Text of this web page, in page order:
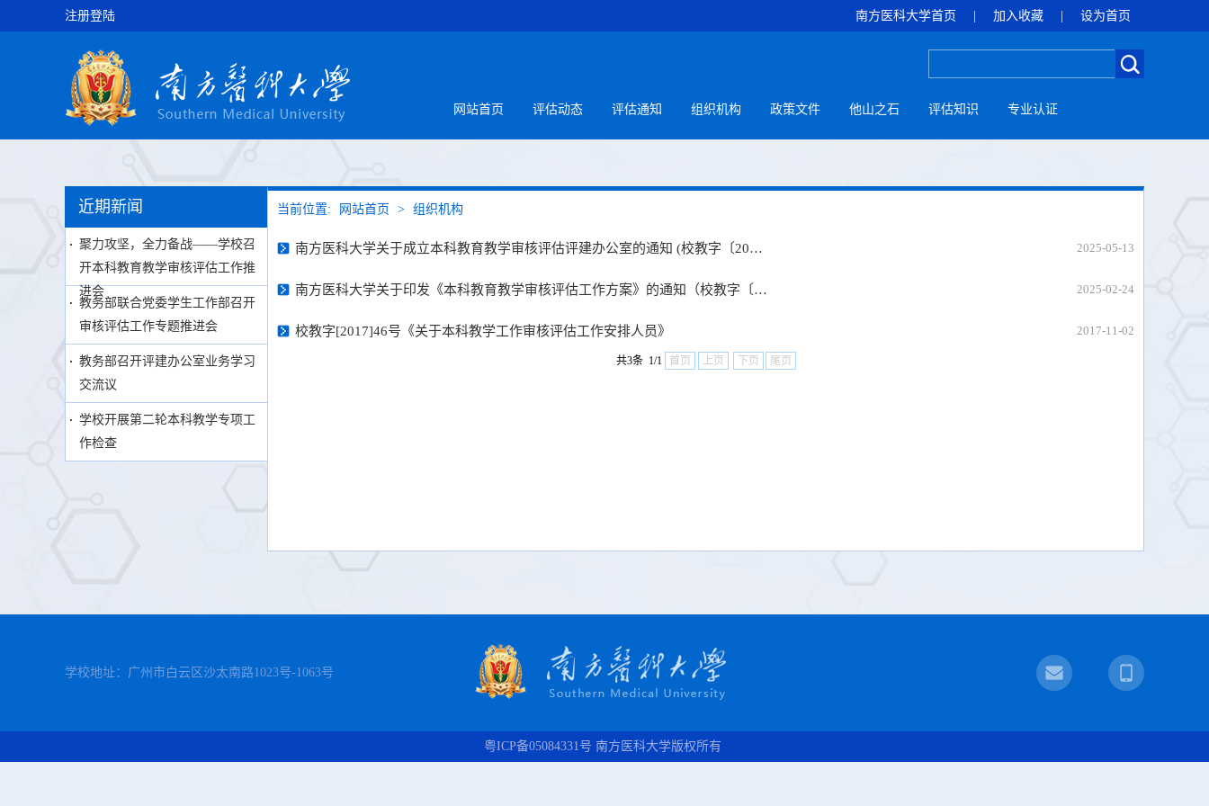
注册登陆 南方医科大学首页 加入收藏 设为首页
网站首页 评估动态 评估通知 组织机构 政策文件 他山之石 评估知识 专业认证
近期新闻
聚力攻坚，全力备战——学校召
开本科教育教学审核评估工作推
进会
教务部联合党委学生工作部召开
审核评估工作专题推进会
教务部召开评建办公室业务学习
交流议
学校开展第二轮本科教学专项工
作检查
当前位置: 网站首页 > 组织机构
2025-05-13
南方医科大学关于成立本科教育教学审核评估评建办公室的通知 (校教字〔20…
2025-02-24
南方医科大学关于印发《本科教育教学审核评估工作方案》的通知（校教字〔…
2017-11-02
校教字[2017]46号《关于本科教学工作审核评估工作安排人员》
共3条 1/1 首页 上页 下页 尾页
学校地址：广州市白云区沙太南路1023号-1063号
粤ICP备05084331号 南方医科大学版权所有